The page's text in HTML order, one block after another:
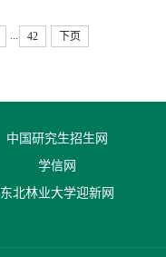
... 42 下页
中国研究生招生网
学信网
东北林业大学迎新网